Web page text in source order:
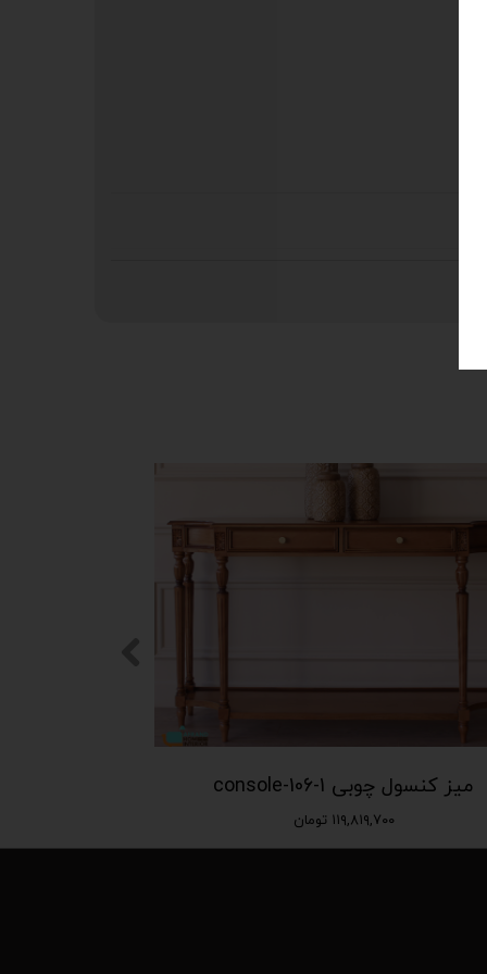
میز کنسول چوبی console-106-1
۱۱۹,۸۱۹,۷۰۰ تومان